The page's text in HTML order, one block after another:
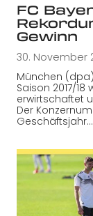
FC
Gewinn
30. November
München
Saison 2017/
erwirtschaftet
Der
Geschäftsjahr…